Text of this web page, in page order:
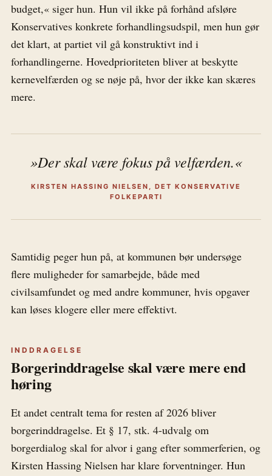
budget,« siger hun. Hun vil ikke på forhånd afsløre
Konservatives konkrete forhandlingsudspil, men hun gør
det klart, at partiet vil gå konstruktivt ind i
forhandlingerne. Hovedprioriteten bliver at beskytte
kernevelfærden og se nøje på, hvor der ikke kan skæres
mere.
»Der skal være fokus på velfærden.«
KIRSTEN HASSING NIELSEN, DET KONSERVATIVE
FOLKEPARTI
Samtidig peger hun på, at kommunen bør undersøge
flere muligheder for samarbejde, både med
civilsamfundet og med andre kommuner, hvis opgaver
kan løses klogere eller mere effektivt.
INDDRAGELSE
Borgerinddragelse skal være mere end
høring
Et andet centralt tema for resten af 2026 bliver
borgerinddragelse. Et § 17, stk. 4-udvalg om
borgerdialog skal for alvor i gang efter sommerferien, og
Kirsten Hassing Nielsen har klare forventninger. Hun